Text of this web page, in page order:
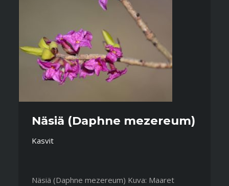
Näsiä (Daphne mezereum)
Kasvit
Näsiä (Daphne mezereum) Kuva: Maaret